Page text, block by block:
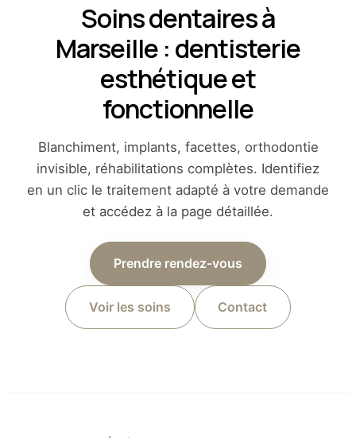
Soins dentaires à
Marseille : dentisterie
esthétique et
fonctionnelle
Blanchiment, implants, facettes, orthodontie
invisible, réhabilitations complètes. Identifiez
en un clic le traitement adapté à votre demande
et accédez à la page détaillée.
Prendre rendez-vous
Voir les soins Contact